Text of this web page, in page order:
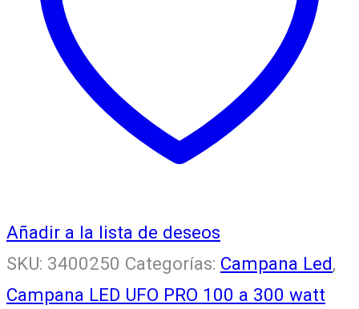
Añadir a la lista de deseos
SKU: 3400250 Categorías: Campana Led,
Campana LED UFO PRO 100 a 300 watt